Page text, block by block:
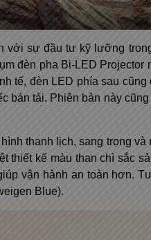
với sự đầu tư kỹ lưỡng
đèn pha Bi-LED
tế, đèn LED phía sau
bán tải. Phiên bản này
thanh lịch, sang trọng
thiết kế màu than chì sắc
vận hành an toàn hơn.
Blue).